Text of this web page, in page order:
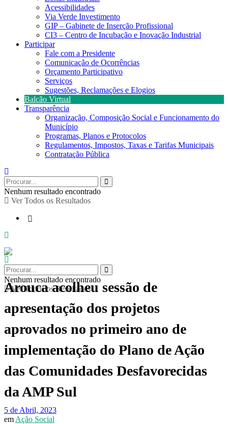
Acessibilidades
Via Verde Investimento
GIP – Gabinete de Inserção Profissional
CI3 – Centro de Incubação e Inovação Industrial
Participar
Fale com a Presidente
Comunicação de Ocorrências
Orçamento Participativo
Serviços
Sugestões, Reclamações e Elogios
Balcão Virtual
Transparência
Organização, Composição Social e Funcionamento do
Município
Programas, Planos e Protocolos
Regulamentos, Impostos, Taxas e Tarifas Municipais
Contratação Pública
Nenhum resultado encontrado
Ver Todos os Resultados
Nenhum resultado encontrado
Ver Todos os Resultados
Arouca acolheu sessão de
apresentação dos projetos
aprovados no primeiro ano de
implementação do Plano de Ação
das Comunidades Desfavorecidas
da AMP Sul
5 de Abril, 2023
em Ação Social